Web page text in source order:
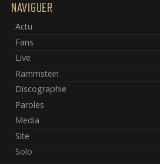
NAVIGUER
Actu
Fans
Live
Rammstein
Discographie
Paroles
Media
Site
Solo